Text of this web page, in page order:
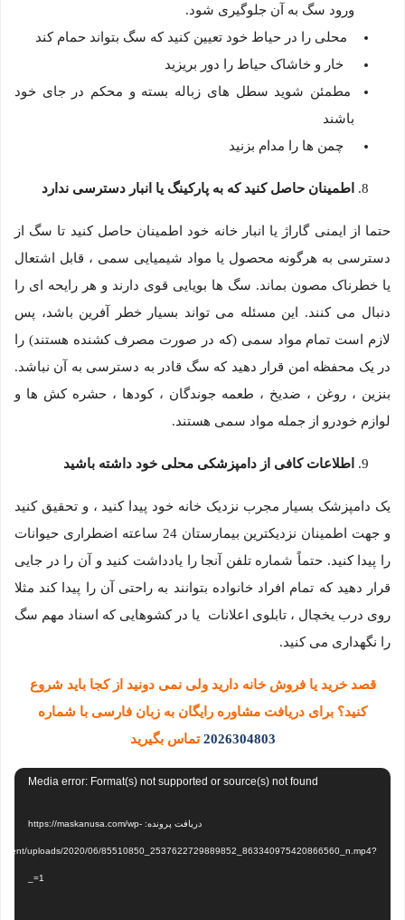
ورود سگ به آن جلوگیری شود.
محلی را در حیاط خود تعیین کنید که سگ بتواند حمام کند
خار و خاشاک حیاط را دور بریزید
مطمئن شوید سطل های زباله بسته و محکم در جای خود
باشند
چمن ها را مدام بزنید
اطمینان حاصل کنید که به پارکینگ یا انبار دسترسی ندارد
حتما از ایمنی گاراژ یا انبار خانه خود اطمینان حاصل کنید تا سگ از
دسترسی به هرگونه محصول یا مواد شیمیایی سمی ، قابل اشتعال
یا خطرناک مصون بماند. سگ ها بویایی قوی دارند و هر رایحه ای را
دنبال می کنند. این مسئله می تواند بسیار خطر آفرین باشد، پس
لازم است تمام مواد سمی (که در صورت مصرف کشنده هستند) را
در یک محفظه امن قرار دهید که سگ قادر به دسترسی به آن نباشد.
بنزین ، روغن ، ضدیخ ، طعمه جوندگان ، کودها ، حشره کش ها و
لوازم خودرو از جمله مواد سمی هستند.
اطلاعات کافی از دامپزشکی محلی خود داشته باشید
یک دامپزشک بسیار مجرب نزدیک خانه خود پیدا کنید ، و تحقیق کنید
و جهت اطمینان نزدیکترین بیمارستان 24 ساعته اضطراری حیوانات
را پیدا کنید. حتماً شماره تلفن آنجا را یادداشت کنید و آن را در جایی
قرار دهید که تمام افراد خانواده بتوانند به راحتی آن را پیدا کند مثلا
روی درب یخچال ، تابلوی اعلانات یا در کشوهایی که اسناد مهم سگ
را نگهداری می کنید.
قصد خرید یا فروش خانه دارید ولی نمی دونید از کجا باید شروع
کنید؟ برای دریافت مشاوره رایگان به زبان فارسی با شماره
2026304803 تماس بگیرید
نمایشگر
Media error: Format(s) not supported or source(s) not found
دریافت پرونده: https://maskanusa.com/wp-
uploads/2020/06/85510850_2537622729889852_863340975420866560_n.mp4?
_=1